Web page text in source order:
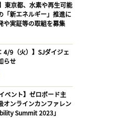
東京都、水素や再生可能
「新エネルギー」推進に
や実証等の取組を募集
4/9（火）】SJダイジェ
らせ
ベント】ゼロボード主
オンラインカンファレン
Summit 2023」